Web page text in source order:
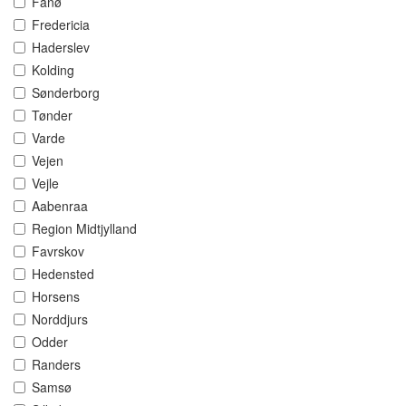
Fredericia
Haderslev
Kolding
Sønderborg
Tønder
Varde
Vejen
Vejle
Aabenraa
Region Midtjylland
Favrskov
Hedensted
Horsens
Norddjurs
Odder
Randers
Samsø